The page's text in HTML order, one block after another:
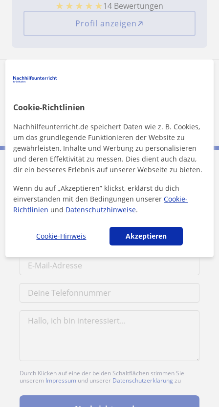
★ ★ ★ ★ ★14 Bewertungen
Profil anzeigen
Wohnort von Angela:
Orte, an denen er*sie unterrichtet
München
Angela kontaktieren
Preis pro Stunde 40€/h
Durch Klicken auf eine der beiden Schaltflächen stimmen Sie
unserem Impressum und unserer Datenschutzerklärung zu
Cookie-Richtlinien
Nachhilfeunterricht.de speichert Daten wie z. B. Cookies,
um das grundlegende Funktionieren der Website zu
gewährleisten, Inhalte und Werbung zu personalisieren
und deren Effektivität zu messen. Dies dient auch dazu,
dir ein besseres Erlebnis auf unserer Webseite zu bieten.
Wenn du auf „Akzeptieren” klickst, erklärst du dich
einverstanden mit den Bedingungen unsererCookie-
Richtlinien und Datenschutzhinweise.
Cookie-Hinweis Akzeptieren